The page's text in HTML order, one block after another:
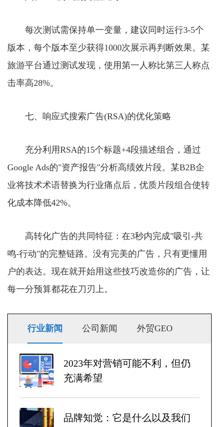
每次测试需保持单一变量，建议同时运行3-5个
版本，每个版本至少获得1000次展示再判断效果。某
旅游平台通过测试发现，使用第一人称比第三人称点
击率高28%。
七、响应式搜索广告(RSA)的优化策略
充分利用RSA的15个标题+4段描述组合，通过
Google Ads的"资产报告"分析高绩效片段。某B2B企
业将技术术语替换为行业痛点后，优质片段组合使转
化成本降低42%。
高转化广告的共同特征：在3秒内完成"吸引-共
鸣-行动"的完整链路。没有完美的广告，只有更懂用
户的表达。现在就开始用这些技巧改造你的广告，让
每一分预算都花在刀刃上。
行业新闻 公司新闻 外贸GEO
2023年对营销可能不利，但仍
充满希望
品牌知觉：它是什么以及我们